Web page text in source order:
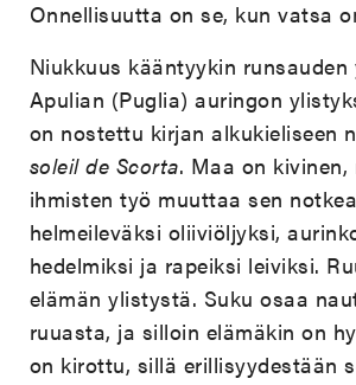
Onnellisuutta on se, kun vatsa
Niukkuus kääntyykin
Apulian (Puglia) auringon
on nostettu kirjan alkukieliseen
soleil de Scorta. Maa on kivinen,
ihmisten työ muuttaa sen
helmeileväksi oliiviöljyksi,
hedelmiksi ja rapeiksi leiviksi.
elämän ylistystä. Suku osaa
ruuasta, ja silloin elämäkin on
on kirottu, sillä erillisyydestään